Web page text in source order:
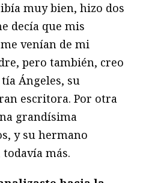
muy bien, hizo dos
decía que mis
venían de mi
pero también, creo
Ángeles, su
escritora. Por otra
grandísima
y su hermano
más.